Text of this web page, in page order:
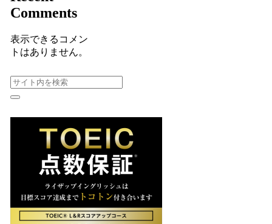
Comments
表示できるコメン
トはありません。